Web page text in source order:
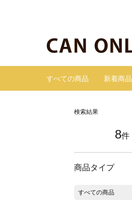
すべての商品 新着商品
検索結果
8件
商品タイプ
すべての商品